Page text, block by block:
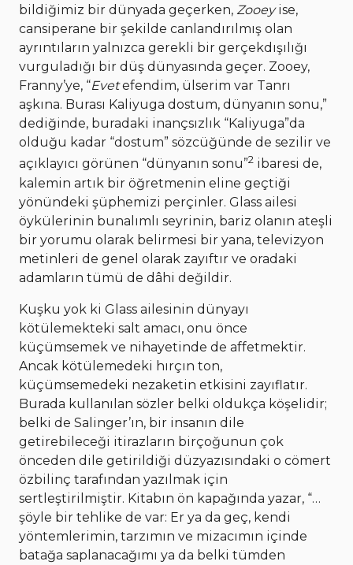
bildiğimiz bir dünyada geçerken, Zooeyise,
cansiperane bir şekilde canlandırılmış olan
ayrıntıların yalnızca gerekli bir gerçekdışılığı
vurguladığı bir düş dünyasında geçer. Zooey,
Franny’ye, “Evetefendim, ülserim var Tanrı
aşkına. Burası Kaliyuga dostum, dünyanın sonu,”
dediğinde, buradaki inançsızlık “Kaliyuga”da
olduğu kadar “dostum” sözcüğünde de sezilir ve
açıklayıcı görünen “dünyanın sonu”2 ibaresi de,
kalemin artık bir öğretmenin eline geçtiği
yönündeki şüphemizi perçinler. Glass ailesi
öykülerinin bunalımlı seyrinin, bariz olanın ateşli
bir yorumu olarak belirmesi bir yana, televizyon
metinleri de genel olarak zayıftır ve oradaki
adamların tümü de dâhi değildir.
Kuşku yok ki Glass ailesinin dünyayı
kötülemekteki salt amacı, onu önce
küçümsemek ve nihayetinde de affetmektir.
Ancak kötülemedeki hırçın ton,
küçümsemedeki nezaketin etkisini zayıflatır.
Burada kullanılan sözler belki oldukça köşelidir;
belki de Salinger’ın, bir insanın dile
getirebileceği itirazların birçoğunun çok
önceden dile getirildiği düzyazısındaki o cömert
özbilinç tarafından yazılmak için
sertleştirilmiştir. Kitabın ön kapağında yazar, “…
şöyle bir tehlike de var: Er ya da geç, kendi
yöntemlerimin, tarzımın ve mizacımın içinde
batağa saplanacağımı ya da belki tümden